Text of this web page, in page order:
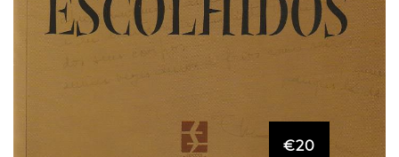
€20